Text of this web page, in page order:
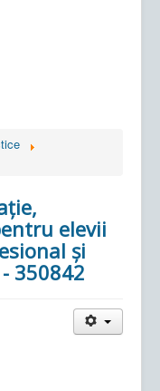
elevii
și
350842